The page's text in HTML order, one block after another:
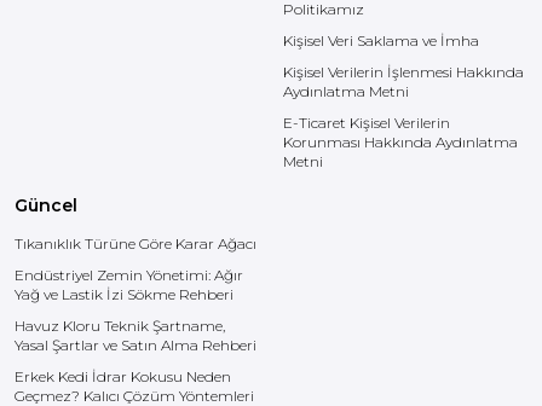
Politikamız
Kişisel Veri Saklama ve İmha
Kişisel Verilerin İşlenmesi Hakkında
Aydınlatma Metni
E-Ticaret Kişisel Verilerin
Korunması Hakkında Aydınlatma
Metni
Güncel
Tıkanıklık Türüne Göre Karar Ağacı
Endüstriyel Zemin Yönetimi: Ağır
Yağ ve Lastik İzi Sökme Rehberi
Havuz Kloru Teknik Şartname,
Yasal Şartlar ve Satın Alma Rehberi
Erkek Kedi İdrar Kokusu Neden
Geçmez? Kalıcı Çözüm Yöntemleri